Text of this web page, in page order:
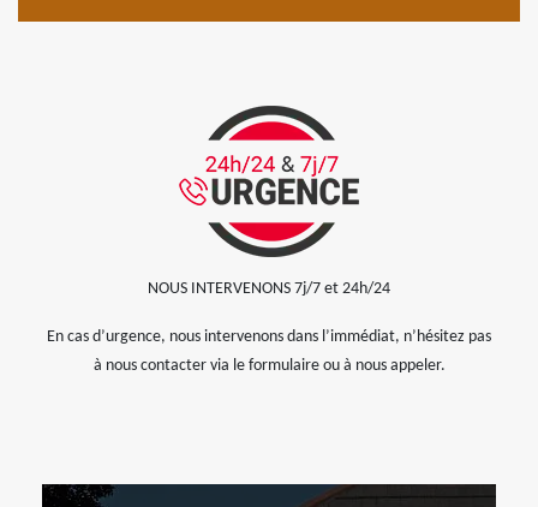
NOUS INTERVENONS 7j/7 et 24h/24
En cas d’urgence, nous intervenons dans l’immédiat, n’hésitez pas
à nous contacter via le formulaire ou à nous appeler.